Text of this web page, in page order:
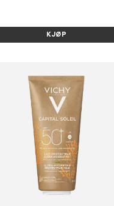
KJØP